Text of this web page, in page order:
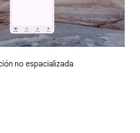
no espacializada